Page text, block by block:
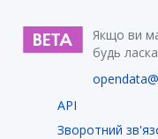
Якщо ви
будь
API
Зворотний